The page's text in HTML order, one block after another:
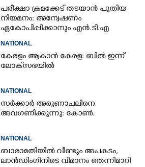
പരീക്ഷാ ക്രമക്കേട് തടയാൻ പുതിയ
നിയമനം: അന്വേഷണം
ഏകോപിപ്പിക്കാനും എൻ‌.ടി‌.എ
NATIONAL
കേരളം ആകാൻ കേരള: ബിൽ ഇന്ന്
ലോക്‌സഭയിൽ
NATIONAL
സർക്കാർ അരുണാചലിനെ
അവഗണിക്കുന്നു: കോൺ.
NATIONAL
ബാരാമതിയിൽ വീണ്ടും അപകടം,​
ലാൻഡിംഗിനിടെ വിമാനം തെന്നിമാറി